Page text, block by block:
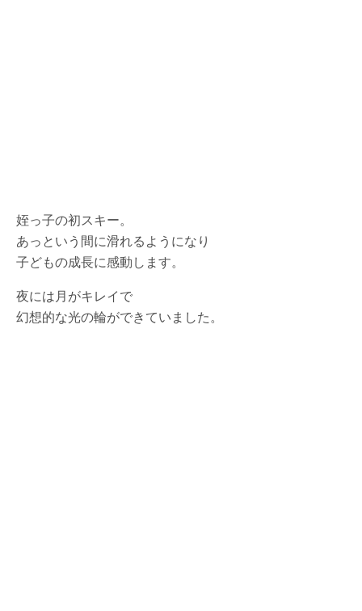
姪っ子の初スキー。
あっという間に滑れるようになり
子どもの成長に感動します。
夜には月がキレイで
幻想的な光の輪ができていました。